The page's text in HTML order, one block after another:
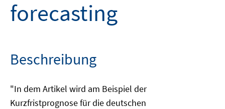
forecasting
Beschreibung
"In dem Artikel wird am Beispiel der
Kurzfristprognose für die deutschen